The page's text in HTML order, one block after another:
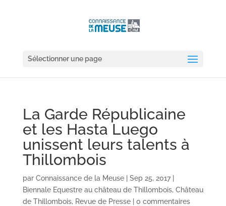
Sélectionner une page
La Garde Républicaine
et les Hasta Luego
unissent leurs talents à
Thillombois
par Connaissance de la Meuse| Sep 25, 2017|
Biennale Equestre au château de Thillombois, Château
de Thillombois, Revue de Presse| 0 commentaires